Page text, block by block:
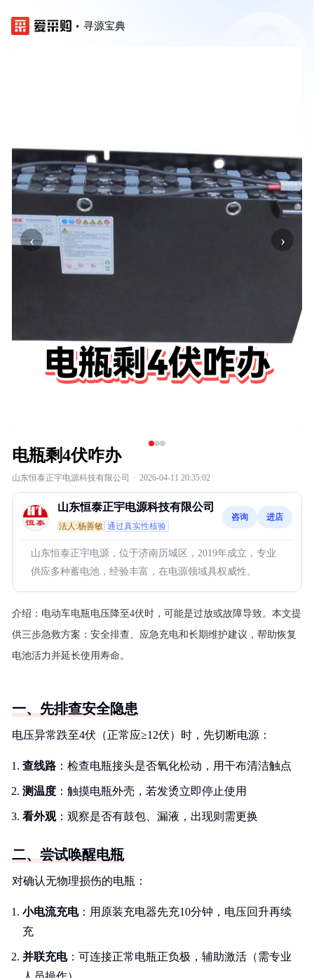
寻源宝典
‹ ›
电瓶剩4伏咋办
山东恒泰正宇电源科技有限公司 · 2026-04-11 20:35:02
山东恒泰正宇电源科技有限公司
法人:杨善敏 通过真实性核验
咨询 进店
山东恒泰正宇电源，位于济南历城区，2019年成立，专业
供应多种蓄电池，经验丰富，在电源领域具权威性。
介绍： 电动车电瓶电压降至4伏时，可能是过放或故障导致。本文提
供三步急救方案：安全排查、应急充电和长期维护建议，帮助恢复
电池活力并延长使用寿命。
一、先排查安全隐患
电压异常跌至4伏（正常应≥12伏）时，先切断电源：
查线路 ：检查电瓶接头是否氧化松动，用干布清洁触点
测温度 ：触摸电瓶外壳，若发烫立即停止使用
看外观：观察是否有鼓包、漏液，出现则需更换
二、尝试唤醒电瓶
对确认无物理损伤的电瓶：
小电流充电：用原装充电器先充10分钟，电压回升再续
充
并联充电：可连接正常电瓶正负极，辅助激活（需专业